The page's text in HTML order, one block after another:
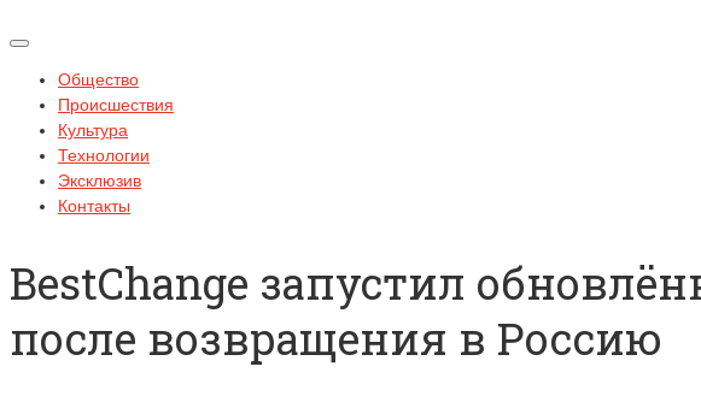
Общество
Происшествия
Культура
Технологии
Эксклюзив
Контакты
BestChange запустил
после возвращения в Россию